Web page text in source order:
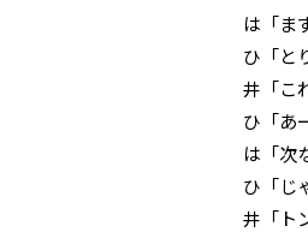
は「ま
ひ「と
井「こ
ひ「あ
は「次
ひ「じ
井「ト